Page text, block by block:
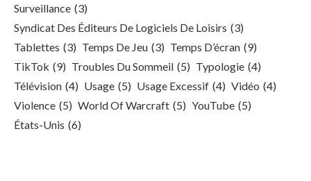
Surveillance (3)
Syndicat Des Éditeurs De Logiciels De Loisirs (3)
Tablettes (3) Temps De Jeu (3) Temps D’écran (9)
TikTok (9) Troubles Du Sommeil (5) Typologie (4)
Télévision (4) Usage (5) Usage Excessif (4) Vidéo (4)
Violence (5) World Of Warcraft (5) YouTube (5)
États-Unis (6)